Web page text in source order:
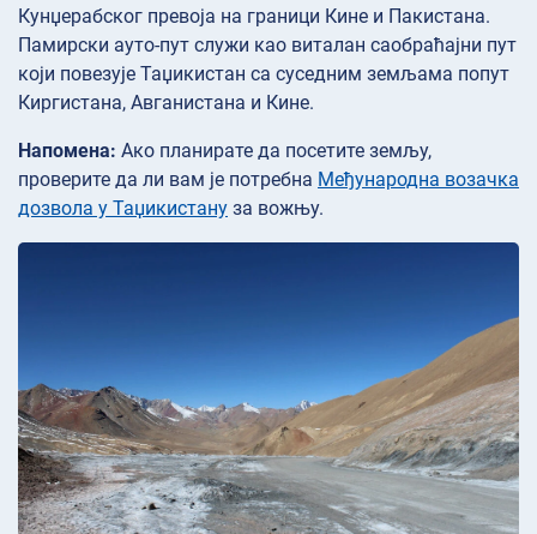
Кунџерабског превоја на граници Кине и Пакистана.
Памирски ауто-пут служи као виталан саобраћајни пут
који повезује Таџикистан са суседним земљама попут
Киргистана, Авганистана и Кине.
Напомена: Ако планирате да посетите земљу,
проверите да ли вам је потребна Међународна возачка
дозвола у Таџикистану за вожњу.